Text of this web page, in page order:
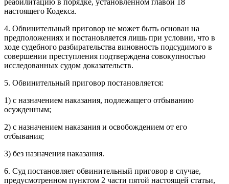
настоящего Кодекса.
4. Обвинительный приговор не может быть основан на
предположениях и постановляется лишь при условии, что в
ходе судебного разбирательства виновность подсудимого в
совершении преступления подтверждена совокупностью
исследованных судом доказательств.
5. Обвинительный приговор постановляется:
1) с назначением наказания, подлежащего отбыванию
осужденным;
2) с назначением наказания и освобождением от его
отбывания;
3) без назначения наказания.
6. Суд постановляет обвинительный приговор в случае,
предусмотренном пунктом 2 части пятой настоящей статьи,